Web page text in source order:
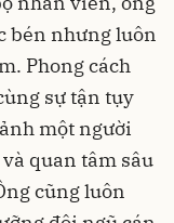
bén nhưng luôn
Phong cách
sự tận tụy
một người
quan tâm sâu
cũng luôn